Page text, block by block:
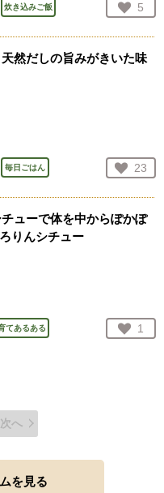
炊き込みご飯 お気
5
人
然だしの旨みがきいた味
毎日ごはん お気
23
人
ューで体を中からぽかぽ
りんシチュー
てあるある お気
1
人
次へ
を見る